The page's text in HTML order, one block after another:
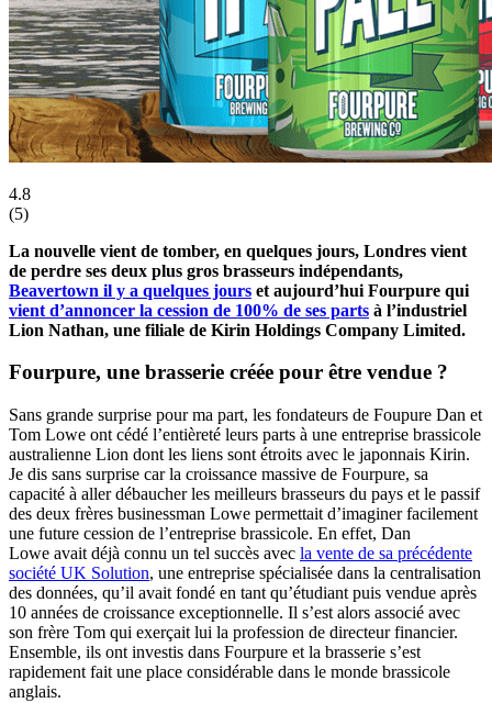
4.8
(5)
La nouvelle vient de tomber, en quelques jours, Londres vient
de perdre ses deux plus gros brasseurs indépendants,
Beavertown il y a quelques jours et aujourd’hui Fourpure qui
vient d’annoncer la cession de 100% de ses parts à l’industriel
Lion Nathan, une filiale de Kirin Holdings Company Limited.
Fourpure, une brasserie créée pour être vendue ?
Sans grande surprise pour ma part, les fondateurs de Foupure Dan et
Tom Lowe ont cédé l’entièreté leurs parts à une entreprise brassicole
australienne Lion dont les liens sont étroits avec le japonnais Kirin.
Je dis sans surprise car la croissance massive de Fourpure, sa
capacité à aller débaucher les meilleurs brasseurs du pays et le passif
des deux frères businessman Lowe permettait d’imaginer facilement
une future cession de l’entreprise brassicole. En effet, Dan
Lowe avait déjà connu un tel succès avec la vente de sa précédente
société UK Solution, une entreprise spécialisée dans la centralisation
des données, qu’il avait fondé en tant qu’étudiant puis vendue après
10 années de croissance exceptionnelle. Il s’est alors associé avec
son frère Tom qui exerçait lui la profession de directeur financier.
Ensemble, ils ont investis dans Fourpure et la brasserie s’est
rapidement fait une place considérable dans le monde brassicole
anglais.